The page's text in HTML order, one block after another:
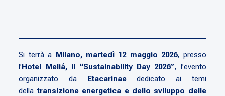
Si terrà a Milano, martedì 12 maggio 2026, presso
l’Hotel Meliá, il “Sustainability Day 2026”, l’evento
organizzato da Etacarinaededicato ai temi
dellatransizione energetica e dello sviluppo delle